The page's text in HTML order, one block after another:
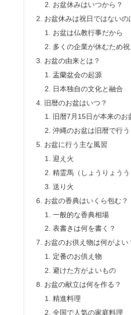
お盆休みはいつから？
お盆休みは祝日ではないの
お盆は仏教行事だから
多くの企業が休むため
お盆の由来とは？
盂蘭盆会の起源
日本独自の文化と融合
旧暦のお盆はいつ？
旧暦7月15日が本来のお
沖縄のお盆は旧暦で行う
お盆に行う主な風習
迎え火
精霊馬（しょうりょうう
送り火
お盆の香典はいくら包む？
一般的な香典相場
表書きは何を書く？
お盆のお供え物は何がよい
定番のお供え物
避けた方がよいもの
お盆の献立は何を作る？
精進料理
全国で人気の家庭料理